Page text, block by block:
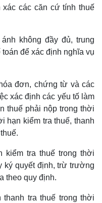
xác các căn cứ tính thuế
không đầy đủ, trung
để xác định nghĩa vụ
đơn, chứng từ và các
xác định các yếu tố làm
thuế phải nộp trong thời
hạn kiểm tra thuế, thanh
kiểm tra thuế trong thời
ký quyết định, trừ trường
theo quy định.
thanh tra thuế trong thời